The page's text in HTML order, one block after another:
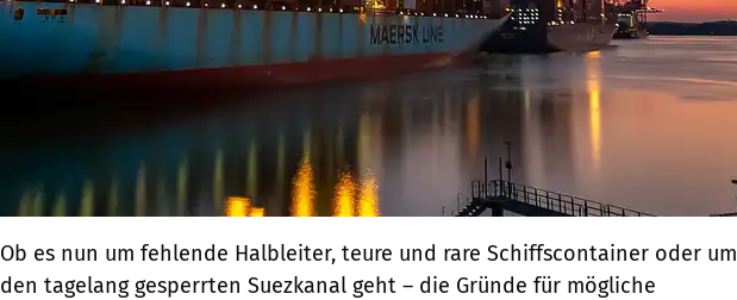
Ob es nun um fehlende Halbleiter, teure und rare Schiffscontainer oder um
den tagelang gesperrten Suezkanal geht – die Gründe für mögliche